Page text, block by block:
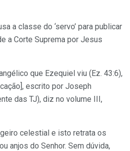
a classe do ‘servo’ para publicar
a Corte Suprema por Jesus
que Ezequiel viu (Ez. 43:6),
escrito por Joseph
das TJ), diz no volume III,
celestial e isto retrata os
anjos do Senhor. Sem dúvida,